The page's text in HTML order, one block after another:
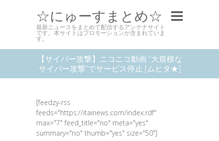
☆にゅーすまとめ☆
最新ニュースをまとめて配信するアンテナサイト
です。本サイトはプロモーションが含まれていま
す。
【サイバー攻撃】ニコニコ動画 “大規模な
サイバー攻撃”でサービス停止 [ムヒタ★]
[feedzy-rss
feeds="https://itainews.com/index.rdf"
max="7" feed_title="no" meta="yes"
summary="no" thumb="yes" size="50"]